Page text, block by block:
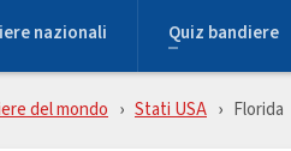
nazionali Quiz bandiere
del mondo Stati USA Florida